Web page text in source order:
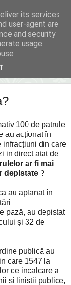
100 de patrule
au acționat în
infracțiuni din care
in direct atat de
ar fi mai
depistate ?
au aplanat în
pază, au depistat
și 32 de
publică au
care 1547 la
de incalcare a
si linistii publice,
its services
user-agent are
and security
usage